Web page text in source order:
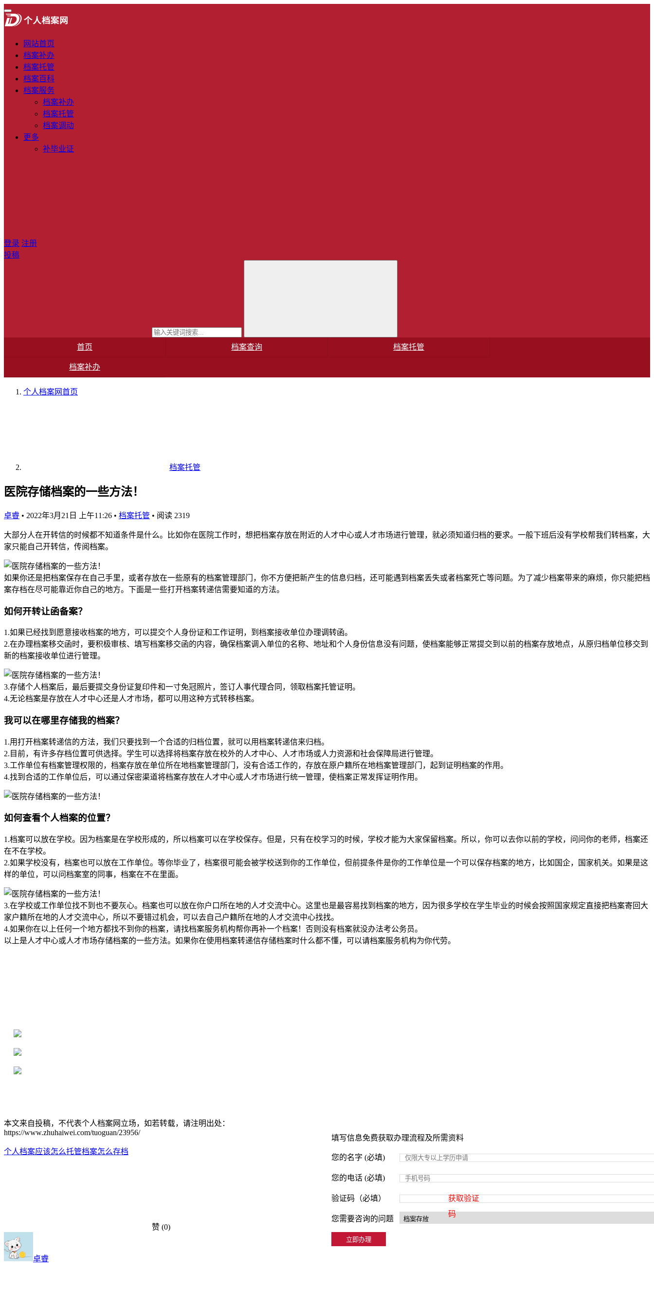
网站首页
档案补办
档案托管
档案百科
档案服务
档案补办
档案托管
档案调动
更多
补毕业证
登录 注册
投稿
首页 档案查询 档案托管
档案补办
个人档案网首页
档案托管
医院存储档案的一些方法！
卓睿 • 2022年3月21日 上午11:26 • 档案托管 • 阅读 2319
大部分人在开转信的时候都不知道条件是什么。比如你在医院工作时，想把档案存放在附近的人才中心或人才市场进行管理，就必须知道归档的要求。一般下班后没有学校帮我们转档案，大
家只能自己开转信，传阅档案。
如果你还是把档案保存在自己手里，或者存放在一些原有的档案管理部门，你不方便把新产生的信息归档，还可能遇到档案丢失或者档案死亡等问题。为了减少档案带来的麻烦，你只能把档
案存档在尽可能靠近你自己的地方。下面是一些打开档案转递信需要知道的方法。
如何开转让函备案？
1.如果已经找到愿意接收档案的地方，可以提交个人身份证和工作证明，到档案接收单位办理调转函。
2.在办理档案移交函时，要积极审核、填写档案移交函的内容，确保档案调入单位的名称、地址和个人身份信息没有问题，使档案能够正常提交到以前的档案存放地点，从原归档单位移交到
新的档案接收单位进行管理。
3.存储个人档案后，最后要提交身份证复印件和一寸免冠照片，签订人事代理合同，领取档案托管证明。
4.无论档案是存放在人才中心还是人才市场，都可以用这种方式转移档案。
我可以在哪里存储我的档案？
1.用打开档案转递信的方法，我们只要找到一个合适的归档位置，就可以用档案转递信来归档。
2.目前，有许多存档位置可供选择。学生可以选择将档案存放在校外的人才中心、人才市场或人力资源和社会保障局进行管理。
3.工作单位有档案管理权限的，档案存放在单位所在地档案管理部门，没有合适工作的，存放在原户籍所在地档案管理部门，起到证明档案的作用。
4.找到合适的工作单位后，可以通过保密渠道将档案存放在人才中心或人才市场进行统一管理，使档案正常发挥证明作用。
如何查看个人档案的位置？
1.档案可以放在学校。因为档案是在学校形成的，所以档案可以在学校保存。但是，只有在校学习的时候，学校才能为大家保留档案。所以，你可以去你以前的学校，问问你的老师，档案还
在不在学校。
2.如果学校没有，档案也可以放在工作单位。等你毕业了，档案很可能会被学校送到你的工作单位，但前提条件是你的工作单位是一个可以保存档案的地方，比如国企，国家机关。如果是这
样的单位，可以问档案室的同事，档案在不在里面。
3.在学校或工作单位找不到也不要灰心。档案也可以放在你户口所在地的人才交流中心。这里也是最容易找到档案的地方，因为很多学校在学生毕业的时候会按照国家规定直接把档案寄回大
家户籍所在地的人才交流中心，所以不要错过机会，可以去自己户籍所在地的人才交流中心找找。
4.如果你在以上任何一个地方都找不到你的档案，请找档案服务机构帮你再补一个档案！否则没有档案就没办法考公务员。
以上是人才中心或人才市场存储档案的一些方法。如果你在使用档案转递信存储档案时什么都不懂，可以请档案服务机构为你代劳。
填写信息免费获取办理流程及所需资料
您的名字 (必填)
您的电话 (必填)
验证码（必填）
获取验证
码
您需要咨询的问题
本文来自投稿，不代表个人档案网立场，如若转载，请注明出处：
https://www.zhuhaiwei.com/tuoguan/23956/
个人档案应该怎么托管档案怎么存档
赞 (0)
卓睿